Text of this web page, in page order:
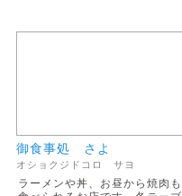
御食事処 さよ
オショクジドコロ サヨ
ラーメンや丼、お昼から焼肉も